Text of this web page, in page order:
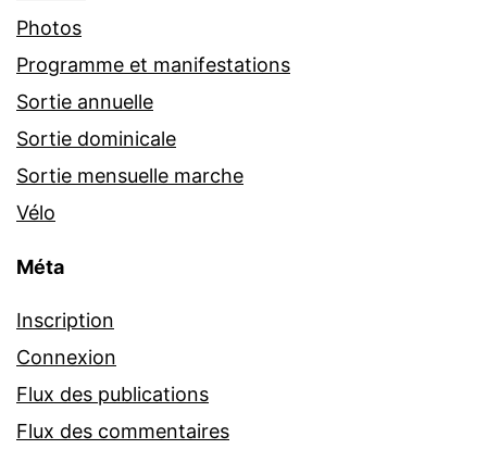
Photos
Programme et manifestations
Sortie annuelle
Sortie dominicale
Sortie mensuelle marche
Vélo
Méta
Inscription
Connexion
Flux des publications
Flux des commentaires